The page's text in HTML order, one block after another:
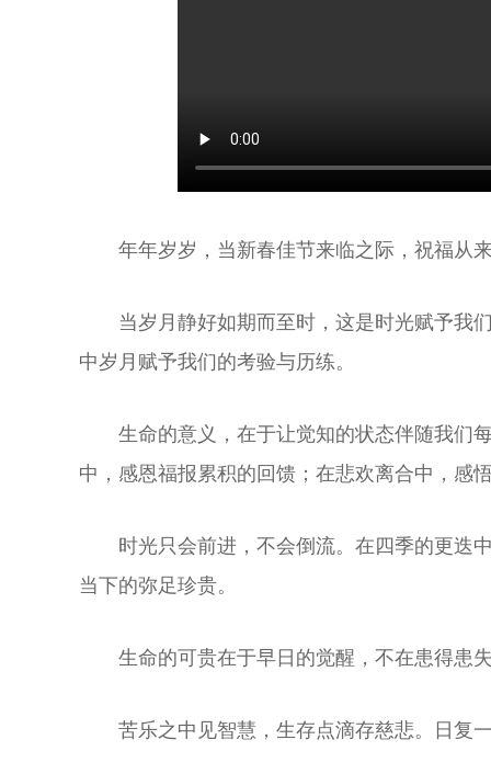
年年岁岁，当新春佳节来临之际，祝福从
当岁月静好如期而至时，这是时光赋予我
中岁月赋予我们的考验与历练。
生命的意义，在于让觉知的状态伴随我们
中，感恩福报累积的回馈；在悲欢离合中，
时光只会前进，不会倒流。在四季的更迭
当下的弥足珍贵。
生命的可贵在于早日的觉醒，不在患得患
苦乐之中见智慧，生存点滴存慈悲。日复